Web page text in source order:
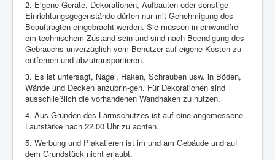
2. Eigene Geräte, Dekorationen, Aufbauten oder sonstige
Einrichtungsgegenstände dürfen nur mit Genehmigung des
Beauftragten eingebracht werden. Sie müssen in einwandfrei-
em technischem Zustand sein und sind nach Beendigung des
Gebrauchs unverzüglich vom Benutzer auf eigene Kosten zu
entfernen und abzutransportieren.
3. Es ist untersagt, Nägel, Haken, Schrauben usw. in Böden,
Wände und Decken anzubrin-gen. Für Dekorationen sind
ausschließlich die vorhandenen Wandhaken zu nutzen.
4. Aus Gründen des Lärmschutzes ist auf eine angemessene
Lautstärke nach 22.00 Uhr zu achten.
5. Werbung und Plakatieren ist im und am Gebäude und auf
dem Grundstück nicht erlaubt.